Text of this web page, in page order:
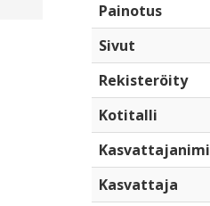
Painotus
Sivut
Rekisteröity
Kotitalli
Kasvattajanimi
Kasvattaja